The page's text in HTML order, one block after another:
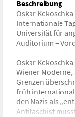
Gender Studies,
URL
https://
Beschreibung
Oskar
Internationale
Universität für
Auditorium –
Oskar
Wiener
Grenzen
früh international
den Nazis als
Antifaschist